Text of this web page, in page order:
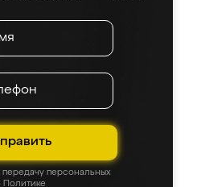
персональных
Политике